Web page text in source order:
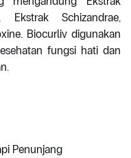
, Ekstrak Schizandrae,
Biocurliv digunakan
fungsi hati dan
Penunjang